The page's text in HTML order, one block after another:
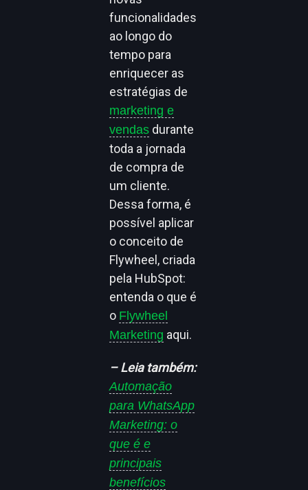
funcionalidades
ao longo do
tempo para
enriquecer as
estratégias de
marketing e
vendas durante
toda a jornada
de compra de
um cliente.
Dessa forma, é
possível aplicar
o conceito de
Flywheel, criada
pela HubSpot:
entenda o que é
o Flywheel
Marketing aqui.
– Leia também:
Automação
para WhatsApp
Marketing: o
que é e
principais
benefícios